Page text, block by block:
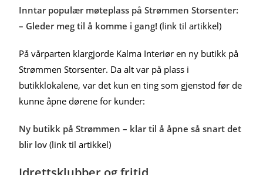
Inntar populær møteplass på Strømmen Storsenter:
– Gleder meg til å komme i gang! (link til artikkel)
På vårparten klargjorde Kalma Interiør en ny butikk på
Strømmen Storsenter. Da alt var på plass i
butikklokalene, var det kun en ting som gjenstod før de
kunne åpne dørene for kunder:
Ny butikk på Strømmen – klar til å åpne så snart det
blir lov (link til artikkel)